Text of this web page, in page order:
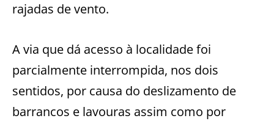
rajadas de vento.
A via que dá acesso à localidade foi
parcialmente interrompida, nos dois
sentidos, por causa do deslizamento de
barrancos e lavouras assim como por